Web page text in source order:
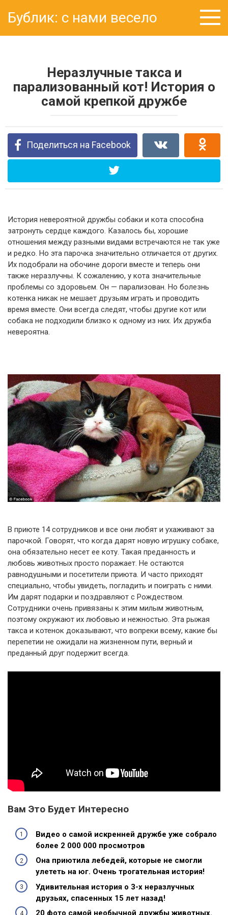
контенту
Бублик: с нами весело
Неразлучные такса и
парализованный кот! История о
самой крепкой дружбе
Поделиться на Facebook
История невероятной дружбы собаки и кота способна
затронуть сердце каждого. Казалось бы, хорошие
отношения между разными видами встречаются не так уже
и редко. Но эта парочка значительно отличается от других.
Их подобрали на обочине дороги вместе и теперь они
также неразлучны. К сожалению, у кота значительные
проблемы со здоровьем. Он — парализован. Но болезнь
котенка никак не мешает друзьям играть и проводить
время вместе. Они всегда следят, чтобы другие кот или
собака не подходили близко к одному из них. Их дружба
невероятна.
В приюте 14 сотрудников и все они любят и ухаживают за
парочкой. Говорят, что когда дарят новую игрушку собаке,
она обязательно несет ее коту. Такая преданность и
любовь животных просто поражает. Не остаются
равнодушными и посетители приюта. И часто приходят
специально, чтобы увидеть, погладить и поиграть с ними.
Им дарят подарки и поздравляют с Рождеством.
Сотрудники очень привязаны к этим милым животным,
поэтому окружают их любовью и нежностью. Эта рыжая
такса и котенок доказывают, что вопреки всему, какие бы
перепетии не ожидали на жизненном пути, верный и
преданный друг подержит всегда.
Вам Это Будет Интересно
Видео о самой искренней дружбе уже собрало
более 2 000 000 просмотров
Она приютила лебедей, которые не смогли
улететь на юг. Очень трогательная история!
Удивительная история о 3-х неразлучных
друзьях, спасенных 15 лет назад!
20 фото самой необычной дружбы животных.